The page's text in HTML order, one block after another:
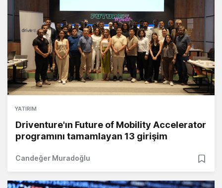
YATIRIM
Driventure'ın Future of Mobility Accelerator
programını tamamlayan 13 girişim
Candeğer Muradoğlu